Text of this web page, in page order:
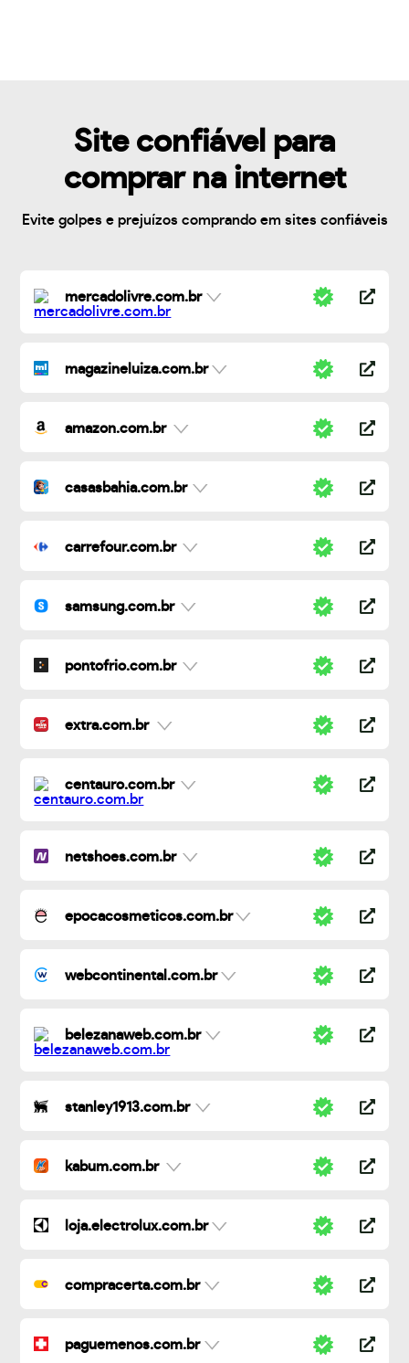
Site confiável para
comprar na internet
Evite golpes e prejuízos comprando em sites confiáveis
mercadolivre.com.br
magazineluiza.com.br
amazon.com.br
casasbahia.com.br
carrefour.com.br
samsung.com.br
pontofrio.com.br
extra.com.br
centauro.com.br
netshoes.com.br
epocacosmeticos.com.br
webcontinental.com.br
belezanaweb.com.br
stanley1913.com.br
kabum.com.br
loja.electrolux.com.br
compracerta.com.br
paguemenos.com.br